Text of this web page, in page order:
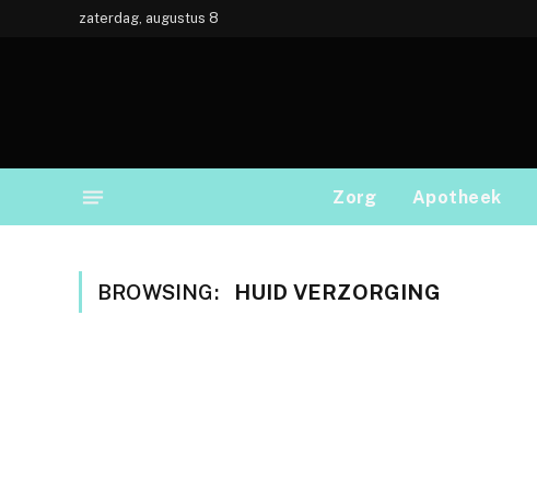
zaterdag, augustus 8
Zorg Apotheek
BROWSING: HUID VERZORGING